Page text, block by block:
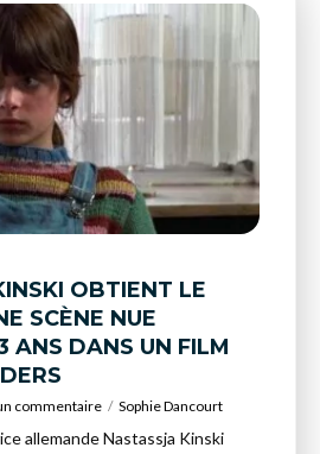
OBTIENT LE
SCÈNE NUE
ANS DANS UN FILM
commentaire Sophie Dancourt
allemande Nastassja Kinski